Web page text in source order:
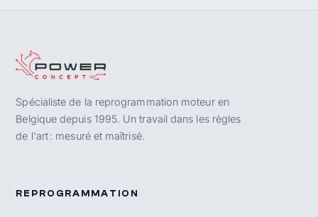
Spécialiste de la reprogrammation moteur en
Belgique depuis 1995. Un travail dans les règles
de l'art : mesuré et maîtrisé.
REPROGRAMMATION